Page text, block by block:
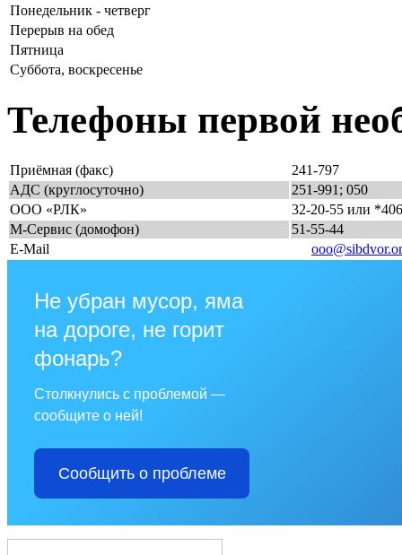
Понедельник - четверг
Перерыв на обед
Пятница
Суббота, воскресенье
Телефоны первой
Приёмная (факс)
241-797
АДС (круглосуточно)
251-991; 050
ООО «РЛК»
32-20-55 или *406
М-Сервис (домофон)
51-55-44
E-Mail
Не убран мусор, яма
на дороге, не горит
фонарь?
Столкнулись с проблемой —
сообщите о ней!
Сообщить о проблеме